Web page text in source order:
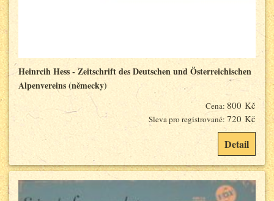
Heinrcih Hess - Zeitschrift des Deutschen und Österreichischen
Alpenvereins (německy)
Cena: 800 Kč
Sleva pro registrované: 720 Kč
Detail